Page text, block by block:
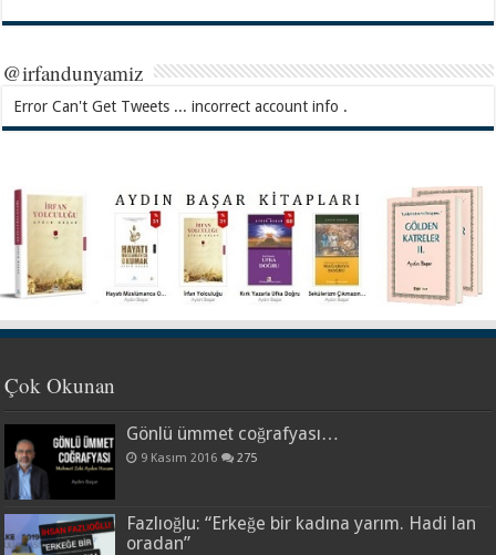
@irfandunyamiz
Error Can't Get Tweets ... incorrect account info .
Çok Okunan
Gönlü ümmet coğrafyası…
9 Kasım 2016 275
Fazlıoğlu: “Erkeğe bir kadına yarım. Hadi lan
oradan”